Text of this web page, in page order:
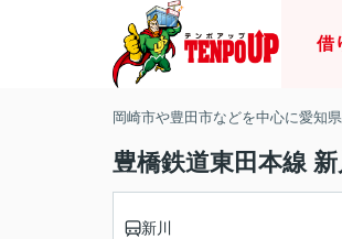
借
岡崎市や豊田市などを中心に愛知
豊橋鉄道東田本線
新川